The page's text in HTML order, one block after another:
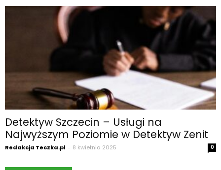
Detektyw Szczecin – Usługi na
Najwyższym Poziomie w Detektyw Zenit
Redakcja Teczka.pl - 8 kwietnia 2025 0